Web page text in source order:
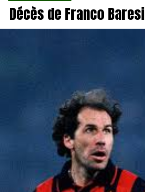
Décès de Franco Baresi